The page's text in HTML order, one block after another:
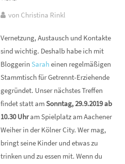
von Christina Rinkl
Vernetzung, Austausch und Kontakte
sind wichtig. Deshalb habe ich mit
Bloggerin Sarah einen regelmäßigen
Stammtisch für Getrennt-Erziehende
gegründet. Unser nächstes Treffen
findet statt amSonntag, 29.9.2019 ab
10.30 Uhram Spielplatz am Aachener
Weiher in der Kölner City. Wer mag,
bringt seine Kinder und etwas zu
trinken und zu essen mit. Wenn du